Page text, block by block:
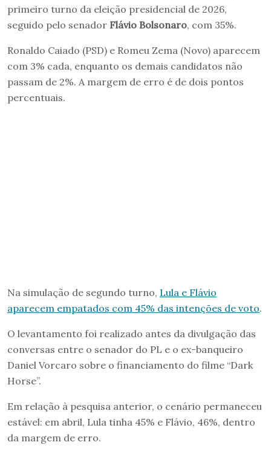
primeiro turno da eleição presidencial de 2026,
seguido pelo senador Flávio Bolsonaro, com 35%.
Ronaldo Caiado (PSD) e Romeu Zema (Novo) aparecem
com 3% cada, enquanto os demais candidatos não
passam de 2%. A margem de erro é de dois pontos
percentuais.
Na simulação de segundo turno, Lula e Flávio
aparecem empatados com 45% das intenções de voto.
O levantamento foi realizado antes da divulgação das
conversas entre o senador do PL e o ex-banqueiro
Daniel Vorcaro sobre o financiamento do filme “Dark
Horse”.
Em relação à pesquisa anterior, o cenário permaneceu
estável: em abril, Lula tinha 45% e Flávio, 46%, dentro
da margem de erro.